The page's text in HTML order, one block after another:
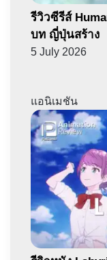
รีวิวซีรีส์
บท ญี่ปุ่นสร้าง
5 July 2026
แอนิเมชัน